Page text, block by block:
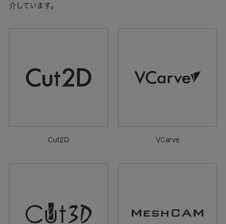
介しています。
Cut2D VCarve